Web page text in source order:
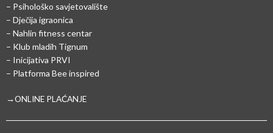
– Psihološko savjetovalište
– Dječija igraonica
– Nahlin fitness centar
– Klub mladih Tignum
– Inicijativa PRVI
– Platforma Bee inspired
→ONLINE PLAĆANJE